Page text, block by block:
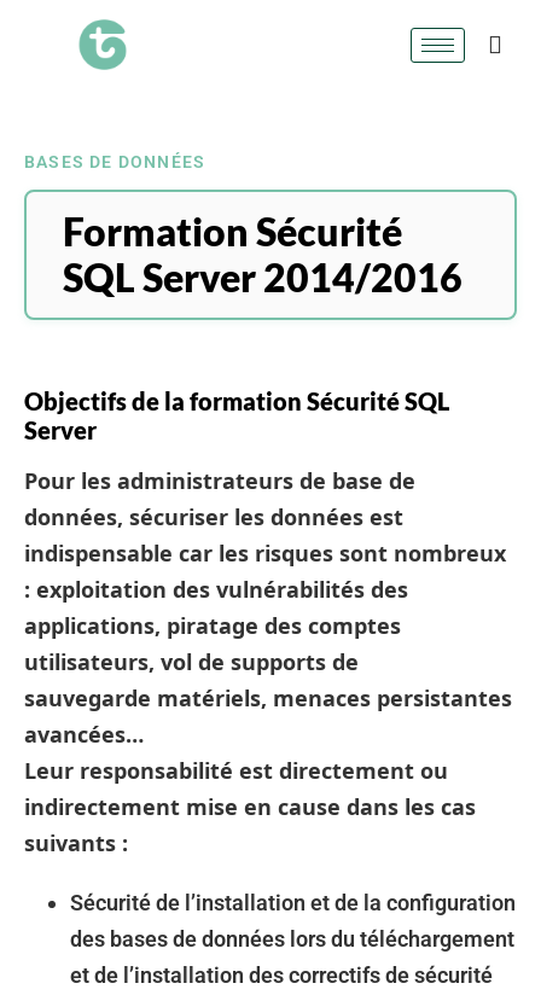
BASES DE DONNÉES
Formation Sécurité
SQL Server 2014/2016
Objectifs de la formation Sécurité SQL
Server
Pour les administrateurs de base de
données, sécuriser les données est
indispensable car les risques sont nombreux
: exploitation des vulnérabilités des
applications, piratage des comptes
utilisateurs, vol de supports de
sauvegarde matériels, menaces persistantes
avancées…
Leur responsabilité est directement ou
indirectement mise en cause dans les cas
suivants :
Sécurité de l’installation et de la configuration
des bases de données lors du téléchargement
et de l’installation des correctifs de sécurité